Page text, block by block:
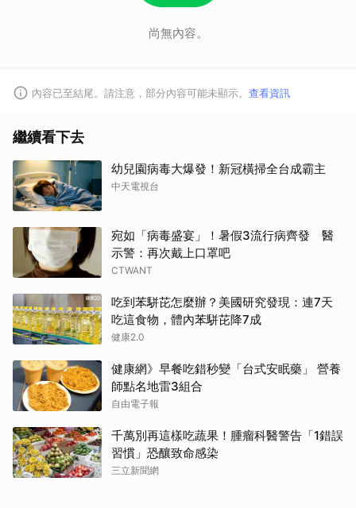
尚無內容。
內容已至結尾。請注意，部分內容可能未顯示。 查看資訊
繼續看下去
幼兒園病毒大爆發！新冠橫掃全台成霸主
中天電視台
宛如「病毒盛宴」！暑假3流行病齊發 醫
示警：再次戴上口罩吧
CTWANT
吃到苯駢芘怎麼辦？美國研究發現：連7天
吃這食物，體內苯駢芘降7成
健康2.0
健康網》早餐吃錯秒變「台式安眠藥」 營養
師點名地雷3組合
自由電子報
千萬別再這樣吃蔬果！腫瘤科醫警告「1錯誤
習慣」恐釀致命感染
三立新聞網